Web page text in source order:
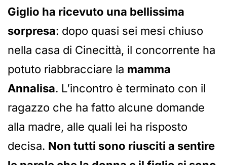
Giglio ha ricevuto una bellissima
sorpresa: dopo quasi sei mesi chiuso
nella casa di Cinecittà, il concorrente ha
potuto riabbracciare la mamma
Annalisa. L’incontro è terminato con il
ragazzo che ha fatto alcune domande
alla madre, alle quali lei ha risposto
decisa. Non tutti sono riusciti a sentire